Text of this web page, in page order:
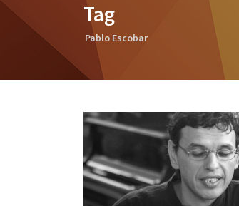
Tag
Pablo Escobar